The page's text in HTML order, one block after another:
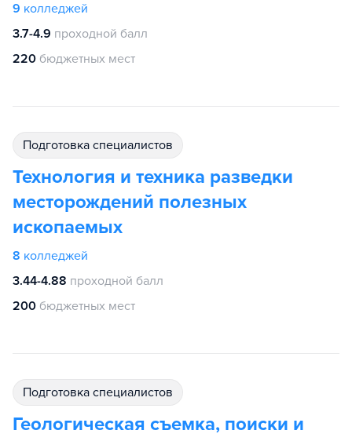
9 колледжей
3.7-4.9 проходной балл
220 бюджетных мест
подготовка специалистов
Технология и техника разведки
месторождений полезных
ископаемых
8 колледжей
3.44-4.88 проходной балл
200 бюджетных мест
подготовка специалистов
Геологическая съемка, поиски и